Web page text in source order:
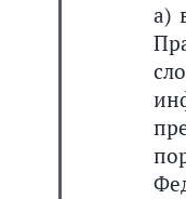
а)